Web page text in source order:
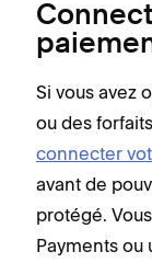
Si vous avez
ou des
connecter
avant de
protégé.
Payments ou